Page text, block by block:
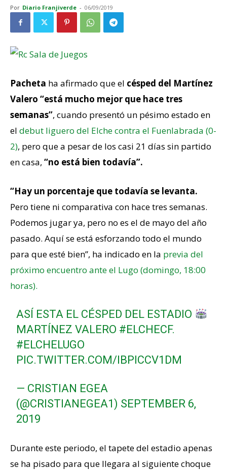
Por Diario Franjiverde - 06/09/2019
Pacheta ha afirmado que el césped del Martínez
Valero “está mucho mejor que hace tres
semanas”, cuando presentó un pésimo estado en
el debut liguero del Elche contra el Fuenlabrada (0-
2), pero que a pesar de los casi 21 días sin partido
en casa, “no está bien todavía”.
“Hay un porcentaje que todavía se levanta.
Pero tiene ni comparativa con hace tres semanas.
Podemos jugar ya, pero no es el de mayo del año
pasado. Aquí se está esforzando todo el mundo
para que esté bien”, ha indicado en la previa del
próximo encuentro ante el Lugo (domingo, 18:00
horas).
ASÍ ESTA EL CÉSPED DEL ESTADIO
MARTÍNEZ VALERO #ELCHECF.
#ELCHELUGO
PIC.TWITTER.COM/IBPICCV1DM
— CRISTIAN EGEA
(@CRISTIANEGEA1) SEPTEMBER 6,
2019
Durante este periodo, el tapete del estadio apenas
se ha pisado para que llegara al siguiente choque